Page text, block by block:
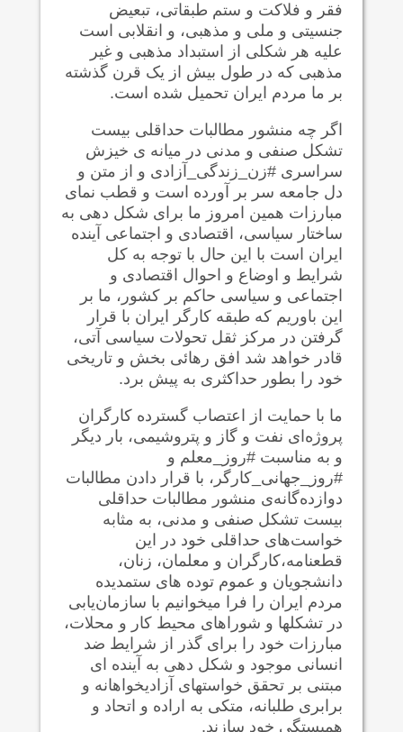
فقر و فلاکت و ستم طبقاتی، تبعیض
جنسیتی و ملی و مذهبی، و انقلابی است
علیه هر شکلی از استبداد مذهبی و غیر
مذهبی که در طول بیش از یک قرن گذشته
بر ما مردم ایران تحمیل شده است.
اگر چه منشور مطالبات حداقلی بیست
تشکل صنفی و مدنی در میانه ی خیزش
سراسری #زن_زندگی_آزادی و از متن و
دل جامعه سر بر آورده است و قطب نمای
مبارزات همین امروز ما برای شکل دهی به
ساختار سیاسی، اقتصادی و اجتماعی آینده
ایران است با این حال با توجه به کل
شرایط و اوضاع و احوال اقتصادی و
اجتماعی و سیاسی حاکم بر کشور، ما بر
این باوریم که طبقه کارگر ایران با قرار
گرفتن در مرکز ثقل تحولات سیاسی آتی،
قادر خواهد شد افق رهائی بخش و تاریخی
خود را بطور حداکثری به پیش برد.
ما با حمایت از اعتصاب گسترده کارگران
پروژه‌ای نفت و گاز و پتروشیمی، بار دیگر
و به مناسبت #روز_معلم و
#روز_جهانی_کارگر، با قرار دادن مطالبات
دوازده‌گانه‌ی منشور مطالبات حداقلی
بیست تشکل صنفی و مدنی، به مثابه
خواست‌های حداقلی خود در این
قطعنامه،کارگران و معلمان، زنان،
دانشجویان و عموم توده های ستمدیده
مردم ایران را فرا میخوانیم با سازمان‌یابی
در تشکلها و شوراهای محیط کار و محلات،
مبارزات خود را برای گذر از شرایط ضد
انسانی موجود و شکل دهی به آینده ای
مبتنی بر تحقق خواستهای آزادیخواهانه و
برابری طلبانه، متکی به اراده و اتحاد و
همبستگی خود سازند.